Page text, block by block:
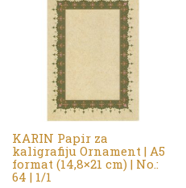
KARIN Papir za
kaligrafiju Ornament | A5
format (14,8×21 cm) | No.:
64 | 1/1